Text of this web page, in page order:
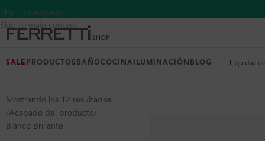
Skip to navigation
Skip to main content
SALE PRODUCTOS BAÑOCOCINA ILUMINACIÓN BLOG Liquidación
Mostrando los 12 resultados
Acabado del producto
Blanco Brillante